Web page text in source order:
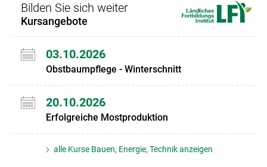
Bilden Sie sich weiter
Kursangebote
03.10.2026
Obstbaumpflege - Winterschnitt
20.10.2026
Erfolgreiche Mostproduktion
alle Kurse Bauen, Energie, Technik anzeigen